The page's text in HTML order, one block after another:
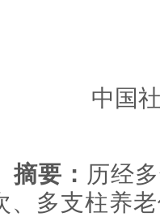
中国
摘要： 历经
、多支柱养